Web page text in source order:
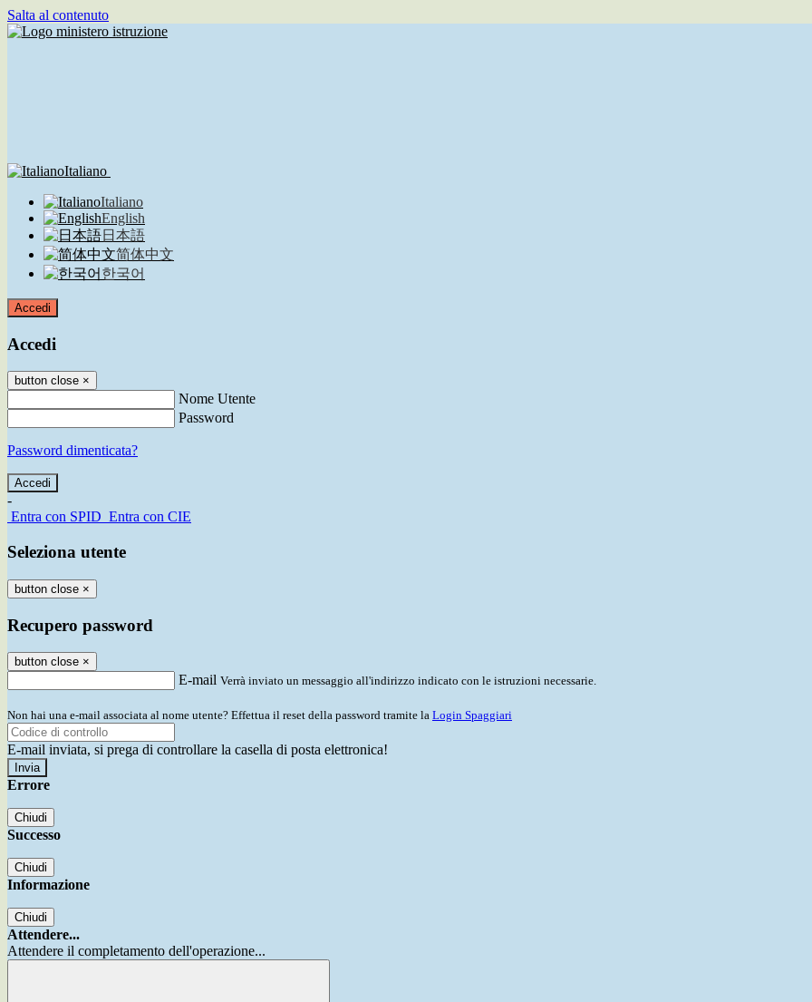
Salta al contenuto
Italiano
Italiano
English
日本語
简体中文
한국어
Accedi
Accedi
button close ×
Nome Utente
Password
Password dimenticata?
-
Entra con SPID Entra con CIE
Seleziona utente
button close ×
Recupero password
button close ×
E-mail Verrà inviato un messaggio all'indirizzo indicato con le istruzioni necessarie.
Non hai una e-mail associata al nome utente? Effettua il reset della password tramite la Login Spaggiari
E-mail inviata, si prega di controllare la casella di posta elettronica!
Errore
Chiudi
Successo
Chiudi
Informazione
Chiudi
Attendere...
Attendere il completamento dell'operazione...